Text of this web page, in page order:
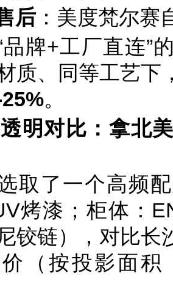
后 ：美度梵尔赛
品牌+工厂直连”
质、同等工艺下
。
明对比：拿北
取了一个高频
烤漆；柜体：
铰链），对比长
（按投影面积